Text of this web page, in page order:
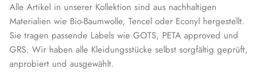
Alle Artikel in unserer Kollektion sind aus nachhaltigen
Materialien wie Bio-Baumwolle, Tencel oder Econyl hergestellt.
Sie tragen passende Labels wie GOTS, PETA approved und
GRS. Wir haben alle Kleidungsstücke selbst sorgfältig geprüft,
anprobiert und ausgewählt.